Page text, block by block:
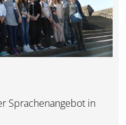
Sprachenangebot in